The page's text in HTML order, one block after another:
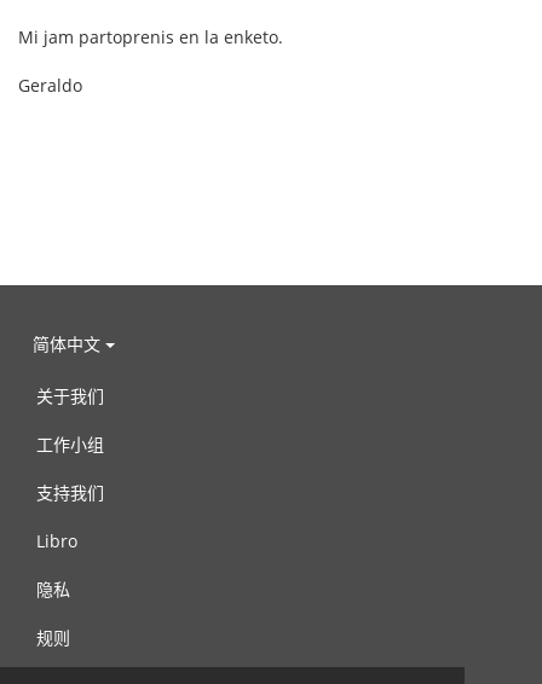
Mi jam partoprenis en la enketo.
Geraldo
简体中文
关于我们
工作小组
支持我们
Libro
隐私
规则